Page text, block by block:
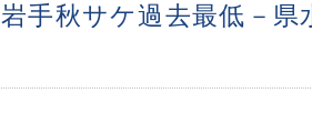
岩手秋サケ過去最低－